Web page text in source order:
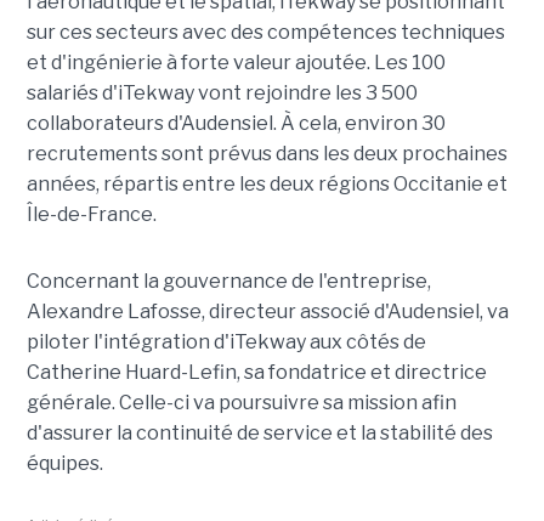
sur ces secteurs avec des compétences techniques
et d'ingénierie à forte valeur ajoutée. Les 100
salariés d'iTekway vont rejoindre les 3 500
collaborateurs d'Audensiel. À cela, environ 30
recrutements sont prévus dans les deux prochaines
années, répartis entre les deux régions Occitanie et
Île-de-France.
Concernant la gouvernance de l'entreprise,
Alexandre Lafosse, directeur associé d'Audensiel, va
piloter l'intégration d'iTekway aux côtés de
Catherine Huard-Lefin, sa fondatrice et directrice
générale. Celle-ci va poursuivre sa mission afin
d'assurer la continuité de service et la stabilité des
équipes.